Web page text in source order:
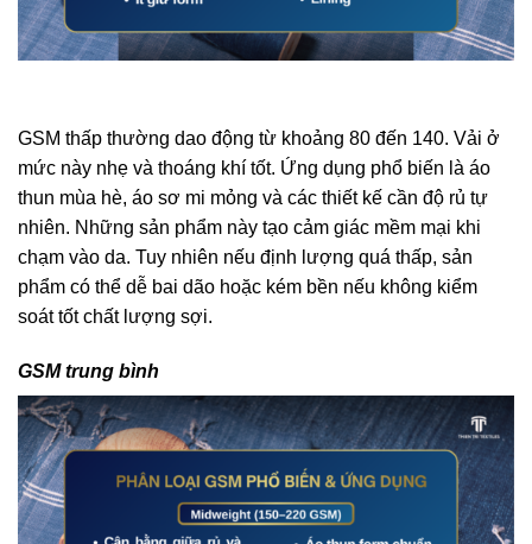
GSM thấp thường dao động từ khoảng 80 đến 140. Vải ở
mức này nhẹ và thoáng khí tốt. Ứng dụng phổ biến là áo
thun mùa hè, áo sơ mi mỏng và các thiết kế cần độ rủ tự
nhiên. Những sản phẩm này tạo cảm giác mềm mại khi
chạm vào da. Tuy nhiên nếu định lượng quá thấp, sản
phẩm có thể dễ bai dão hoặc kém bền nếu không kiểm
soát tốt chất lượng sợi.
GSM trung bình